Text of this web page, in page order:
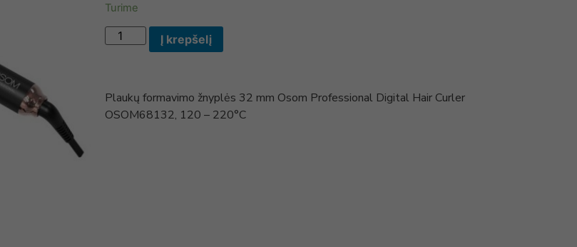
Turime
Į krepšelį
Plaukų formavimo žnyplės 32 mm Osom Professional Digital Hair Curler
OSOM68132, 120 – 220°C